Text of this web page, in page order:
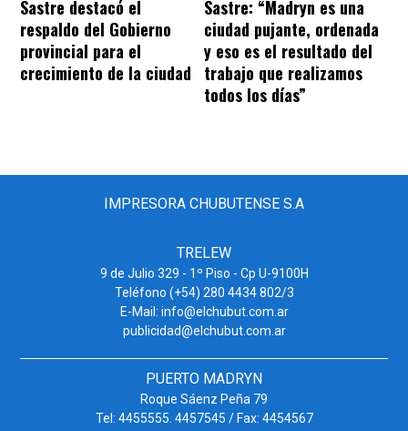
Sastre destacó el
respaldo del Gobierno
provincial para el
crecimiento de la ciudad
Sastre: “Madryn es una
ciudad pujante, ordenada
y eso es el resultado del
trabajo que realizamos
todos los días”
IMPRESORA CHUBUTENSE S.A
TRELEW
9 de Julio 329 - 1º Piso - Cp U-9100H
Teléfono (+54) 280 4434 802/3
E-Mail: info@elchubut.com.ar
publicidad@elchubut.com.ar
PUERTO MADRYN
Roque Sáenz Peña 79
Tel: 4455555. 4457545 / Fax: 4454567